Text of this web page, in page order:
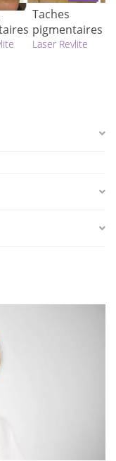
Taches
pigmentaires
Laser Revlite